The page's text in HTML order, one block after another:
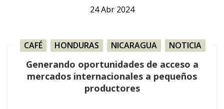
24Abr 2024
CAFÉ HONDURAS NICARAGUA NOTICIA
Generando oportunidades de acceso a
mercados internacionales a pequeños
productores